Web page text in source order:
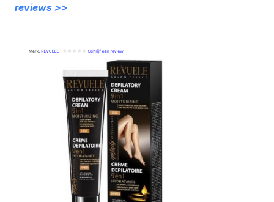
reviews >>